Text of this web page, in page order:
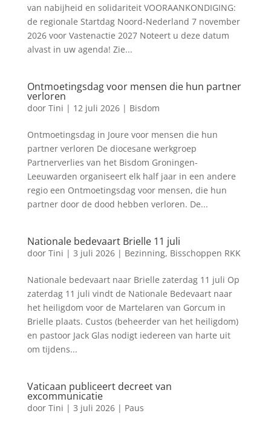
van nabijheid en solidariteit VOORAANKONDIGING:
de regionale Startdag Noord-Nederland 7 november
2026 voor Vastenactie 2027 Noteert u deze datum
alvast in uw agenda! Zie...
Ontmoetingsdag voor mensen die hun partner
verloren
door Tini | 12 juli 2026| Bisdom
Ontmoetingsdag in Joure voor mensen die hun
partner verloren De diocesane werkgroep
Partnerverlies van het Bisdom Groningen-
Leeuwarden organiseert elk half jaar in een andere
regio een Ontmoetingsdag voor mensen, die hun
partner door de dood hebben verloren. De...
Nationale bedevaart Brielle 11 juli
door Tini | 3 juli 2026| Bezinning, Bisschoppen RKK
Nationale bedevaart naar Brielle zaterdag 11 juli Op
zaterdag 11 juli vindt de Nationale Bedevaart naar
het heiligdom voor de Martelaren van Gorcum in
Brielle plaats. Custos (beheerder van het heiligdom)
en pastoor Jack Glas nodigt iedereen van harte uit
om tijdens...
Vaticaan publiceert decreet van
excommunicatie
door Tini | 3 juli 2026| Paus